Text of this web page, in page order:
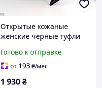
Открытые кожаные
женские черные туфли
см острый носок
натуральная кожа
Готово к отправке
от 193₴/мес
1 930₴